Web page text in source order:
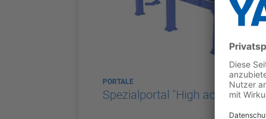
PORTALE
Spezialportal "High access"